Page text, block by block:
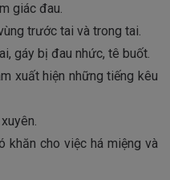
giác đau.
trước tai và trong tai.
gáy bị đau nhức, tê buốt.
xuất hiện những tiếng kêu
khăn cho việc há miệng và